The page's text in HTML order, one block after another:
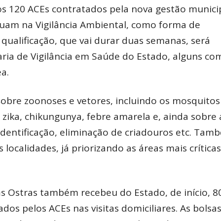
120 ACEs contratados pela nova gestão
na Vigilância Ambiental, como forma de
que vai durar duas semanas, será
de Vigilância em Saúde do Estado, alguns
zoonoses e vetores, incluindo os mosquitos
chikungunya, febre amarela e, ainda sobre
eliminação de criadouros etc.
já priorizando as áreas mais
Ostras também recebeu do Estado, de início,
pelos ACEs nas visitas domiciliares. As bolsas